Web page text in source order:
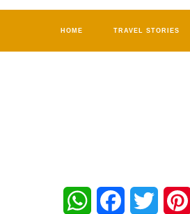
HOME TRAVEL STORIES
WhatsAppFacebookTwitter